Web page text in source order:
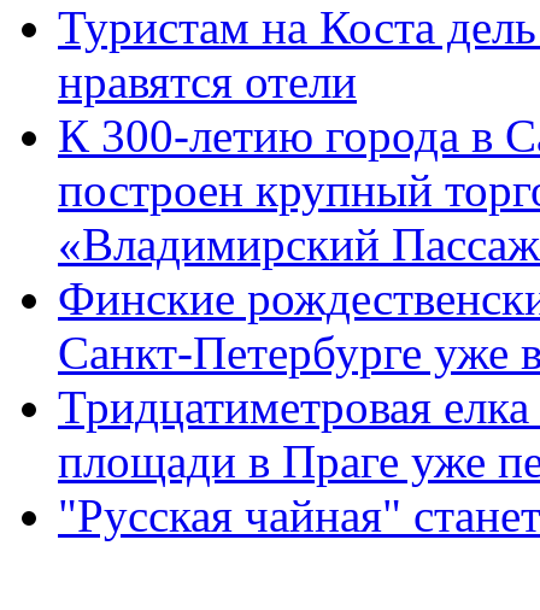
Туристам на Коста
нравятся отели
К 300-летию города в
построен крупный
«Владимирский
Финские
Санкт-Петербурге уже
Тридцатиметровая
площади в Праге уже
"Русская чайная"